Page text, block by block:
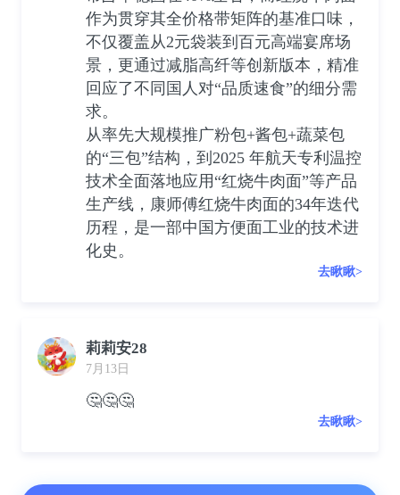
作为贯穿其全价格带矩阵的基准口味，
不仅覆盖从2元袋装到百元高端宴席场
景，更通过减脂高纤等创新版本，精准
回应了不同国人对“品质速食”的细分需
求。
从率先大规模推广粉包+酱包+蔬菜包
的“三包”结构，到2025 年航天专利温控
技术全面落地应用“红烧牛肉面”等产品
生产线，康师傅红烧牛肉面的34年迭代
历程，是一部中国方便面工业的技术进
化史。
去瞅瞅>
莉莉安28
7月13日
🤔🤔🤔
去瞅瞅>